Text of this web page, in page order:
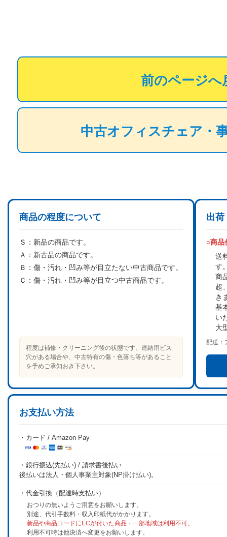
前のページへ
中古オフィスチェア・
商品の程度について
Ｓ： 新品の商品です。
Ａ： 新古品の商品です。
Ｂ： 傷・汚れ・凹み等が目立たない中古商品です。
Ｃ： 傷・汚れ・凹み等が目立つ中古商品です。
程度は補修・クリーニング後の状態です。連結用ビス
穴がある場合や、中古特有の傷・色落ち等があること
を予めご承知おき下さい。
出荷
○商品
送
す
商
超
き
基
い
大
配送：
お支払い方法
・カード / Amazon Pay
・銀行振込(先払い) / 請求書後払い
後払いは法人・個人事業主対象(NP掛け払い)。
・代金引換（配達時支払い）
おつりの無いようご用意をお願いします。
別途、代引手数料・収入印紙代がかかります。
新品や商品コードにECが付いた商品・一部地域は利用不可。
利用不可時は他決済へ変更をお願いします。